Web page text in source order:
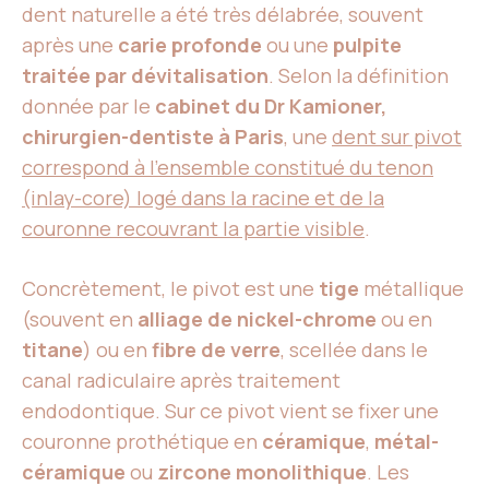
dent naturelle a été très délabrée, souvent
après une carie profonde ou une pulpite
traitée par dévitalisation. Selon la définition
donnée par le cabinet du Dr Kamioner,
chirurgien-dentiste à Paris, une dent sur pivot
correspond à l’ensemble constitué du tenon
(inlay-core) logé dans la racine et de la
couronne recouvrant la partie visible.
Concrètement, le pivot est une tige métallique
(souvent en alliage de nickel-chrome ou en
titane) ou en fibre de verre, scellée dans le
canal radiculaire après traitement
endodontique. Sur ce pivot vient se fixer une
couronne prothétique en céramique, métal-
céramique ou zircone monolithique. Les